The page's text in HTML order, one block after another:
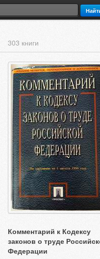
303 книги
Комментарий к Кодексу
законов о труде
Федерации